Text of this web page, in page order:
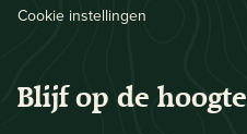
Cookie instellingen
Blijf op de hoogte